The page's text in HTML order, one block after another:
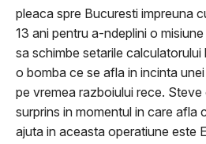
pleaca spre Bucuresti impreuna
13 ani pentru a-ndeplini o
sa schimbe setarile
o bomba ce se afla in incinta
pe vremea razboiului rece.
surprins in momentul in care afla
ajuta in aceasta operatiune este